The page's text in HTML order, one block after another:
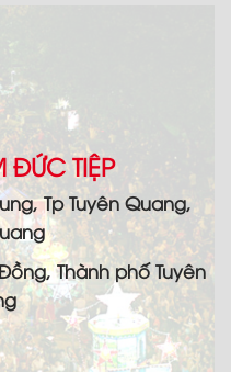
ĐỨC TIỆP
Tp Tuyên Quang,
Thành phố Tuyên